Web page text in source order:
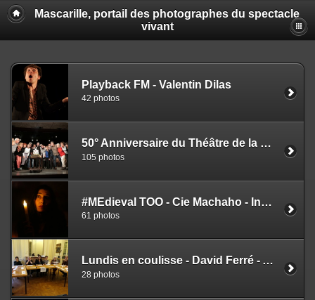
Mascarille, portail des photographes du spectacle
vivant
Playback FM - Valentin Dilas
42 photos
50° Anniversaire du Théâtre de la Grille Verte de Saint-Etienne
105 photos
#MEdieval TOO - Cie Machaho - Iness Remaki
61 photos
Lundis en coulisse - David Ferré - Actualité éditions
28 photos